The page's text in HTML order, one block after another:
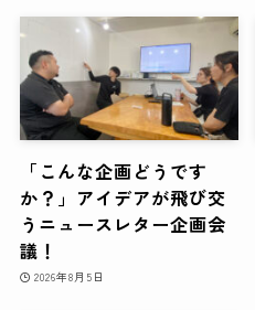
「こんな企画どうです
か？」アイデアが飛び交
うニュースレター企画会
議！
2026年8月5日